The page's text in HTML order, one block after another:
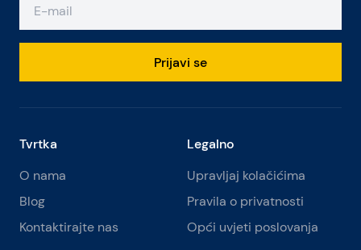
Prijavi se
Tvrtka
O nama
Blog
Kontaktirajte nas
Legalno
Upravljaj kolačićima
Pravila o privatnosti
Opći uvjeti poslovanja